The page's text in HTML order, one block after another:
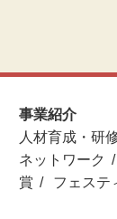
事業紹介
人材育成・研
ネットワーク
賞
フェステ